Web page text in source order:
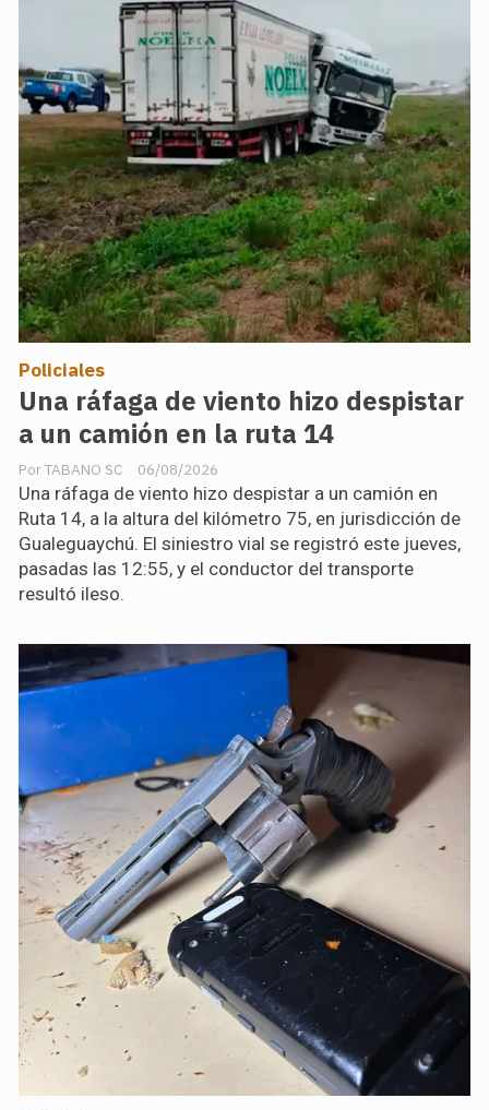
Una ráfaga de viento hizo despistar
a un camión en la ruta 14
TABANO SC
Policiales
06/08/2026
Una ráfaga de viento hizo despistar a un camión en
Ruta 14, a la altura del kilómetro 75, en jurisdicción de
Gualeguaychú. El siniestro vial se registró este jueves,
pasadas las 12:55, y el conductor del transporte
resultó ileso.